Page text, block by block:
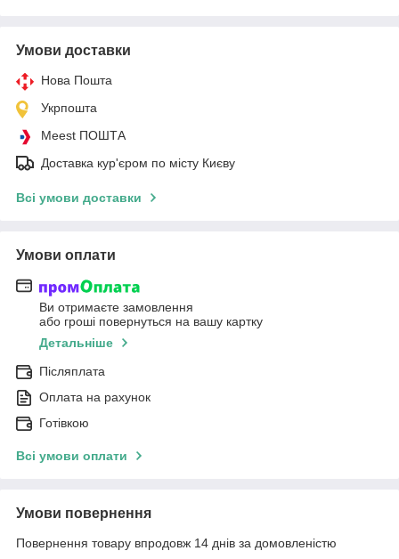
Умови доставки
Нова Пошта
Укрпошта
Meest ПОШТА
Доставка кур'єром по місту Києву
Всі умови доставки
Умови оплати
Ви отримаєте замовлення
або гроші повернуться на вашу картку
Детальніше
Післяплата
Оплата на рахунок
Готівкою
Всі умови оплати
Умови повернення
Повернення товару впродовж 14 днів за домовленістю